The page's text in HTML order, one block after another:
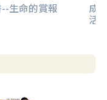
生命的賞報 成
活